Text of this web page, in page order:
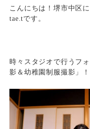
こんにちは！堺市中区
tae.tです。
時々スタジオで行うフ
影＆幼稚園制服撮影」！